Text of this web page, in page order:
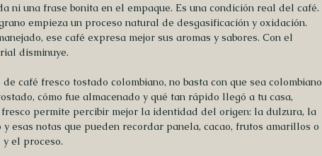
ni una frase bonita en el empaque. Es una condición real del café.
empieza un proceso natural de desgasificación y oxidación.
ese café expresa mejor sus aromas y sabores. Con el
disminuye.
café fresco tostado colombiano, no basta con que sea colombiano
cómo fue almacenado y qué tan rápido llegó a tu casa,
fresco permite percibir mejor la identidad del origen: la dulzura, la
esas notas que pueden recordar panela, cacao, frutos amarillos o
el proceso.